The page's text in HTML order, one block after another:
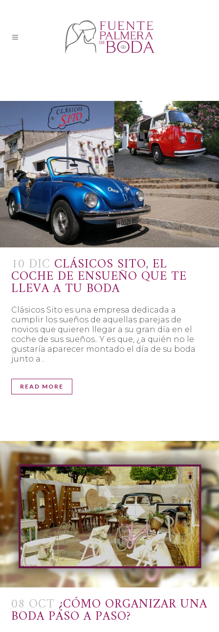
10 DIC CLÁSICOS SITO, EL
COCHE DE ENSUEÑO QUE TE
LLEVA A TU BODA
Clásicos Sito es una empresa dedicada a
cumplir los sueños de aquellas parejas de
novios que quieren llegar a su gran día en el
coche de sus sueños.. Y es que, ¿a quién no le
gustaría aparecer montado el día de su boda
junto a...
READ MORE
08 OCT ¿CÓMO ORGANIZAR UNA
BODA PASO A PASO?